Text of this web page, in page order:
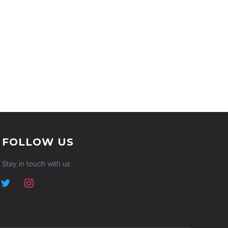
FOLLOW US
Stay in touch with us